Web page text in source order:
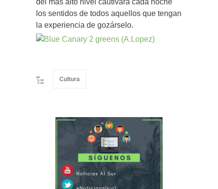
del más alto nivel cautivará cada noche
los sentidos de todos aquellos que tengan
la experiencia de gozárselo.
Cultura